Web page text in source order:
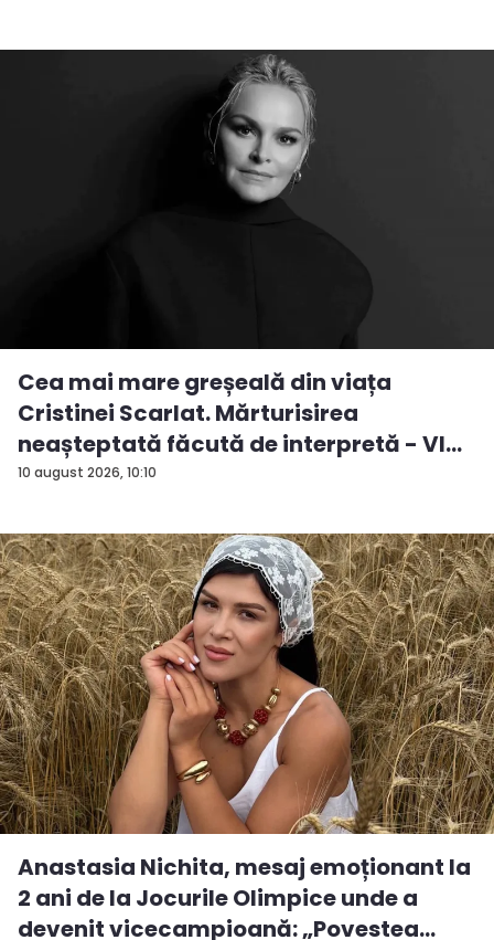
10 august 2026, 10:10
Cea mai mare greșeală din viața
Cristinei Scarlat. Mărturisirea
neașteptată făcută de interpretă - VI...
Anastasia Nichita, mesaj emoționant la
2 ani de la Jocurile Olimpice unde a
devenit vicecampioană: „Povestea